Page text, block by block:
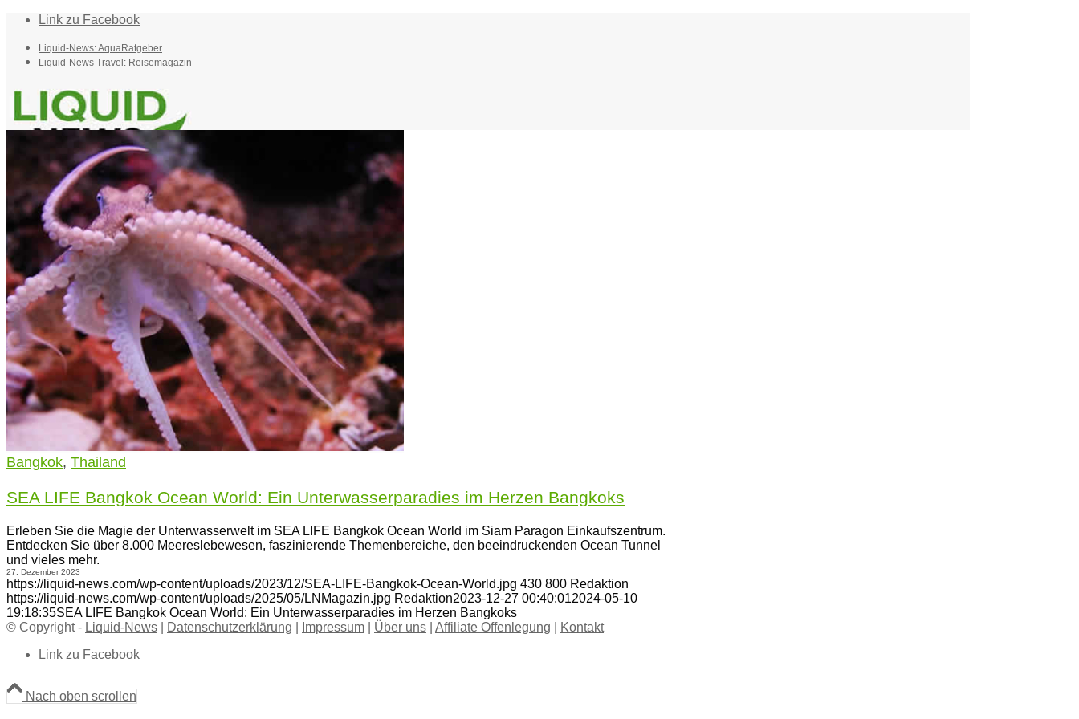
Link zu Facebook
Liquid-News: AquaRatgeber
Liquid-News Travel: Reisemagazin
Home
Suche
Menü Menü
Bangkok, Thailand
SEA LIFE Bangkok Ocean World: Ein Unterwasserparadies im Herzen Bangkoks
Erleben Sie die Magie der Unterwasserwelt im SEA LIFE Bangkok Ocean World im Siam Paragon Einkaufszentrum.
Entdecken Sie über 8.000 Meereslebewesen, faszinierende Themenbereiche, den beeindruckenden Ocean Tunnel
und vieles mehr.
27. Dezember 2023
https://liquid-news.com/wp-content/uploads/2023/12/SEA-LIFE-Bangkok-Ocean-World.jpg 430 800 Redaktion
https://liquid-news.com/wp-content/uploads/2025/05/LNMagazin.jpg Redaktion2023-12-27 00:40:012024-05-10
19:18:35SEA LIFE Bangkok Ocean World: Ein Unterwasserparadies im Herzen Bangkoks
© Copyright - Liquid-News Datenschutzerklärung Impressum Über uns Affiliate Offenlegung
Kontakt
Link zu Facebook
Nach oben scrollen